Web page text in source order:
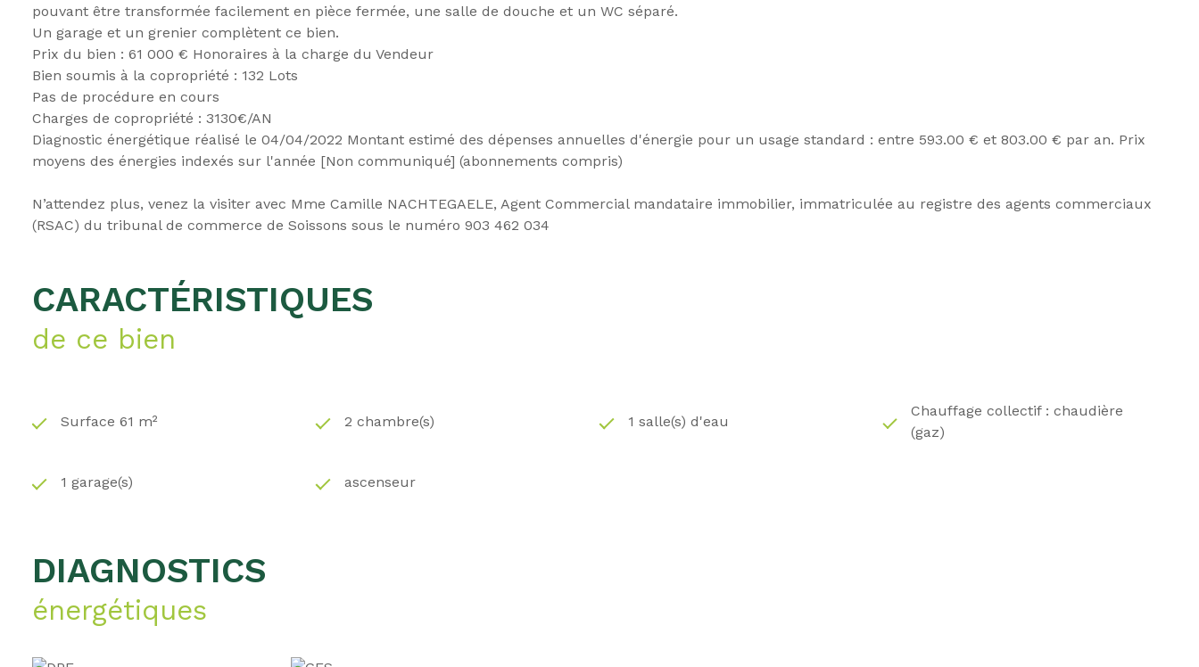
pouvant être transformée facilement en pièce fermée, une salle de douche et un WC séparé.
Un garage et un grenier complètent ce bien.
Prix du bien : 61 000 € Honoraires à la charge du Vendeur
Bien soumis à la copropriété : 132 Lots
Pas de procédure en cours
Charges de copropriété : 3130€/AN
Diagnostic énergétique réalisé le 04/04/2022 Montant estimé des dépenses annuelles d'énergie pour un usage standard : entre 593.00 € et 803.00 € par an. Prix
moyens des énergies indexés sur l'année [Non communiqué] (abonnements compris)
N’attendez plus, venez la visiter avec Mme Camille NACHTEGAELE, Agent Commercial mandataire immobilier, immatriculée au registre des agents commerciaux
(RSAC) du tribunal de commerce de Soissons sous le numéro 903 462 034
CARACTÉRISTIQUES
de ce bien
Surface 61 m² 2 chambre(s) 1 salle(s) d'eau
Chauffage collectif : chaudière
(gaz)
1 garage(s) ascenseur
DIAGNOSTICS
énergétiques